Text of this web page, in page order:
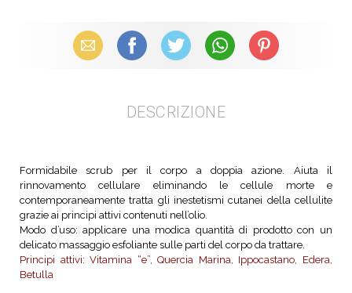
Email Facebook X (Twitter) WhatsAppPinterest
DESCRIZIONE
Formidabile scrub per il corpo a doppia azione. Aiuta il
rinnovamento cellulare eliminando le cellule morte e
contemporaneamente tratta gli inestetismi cutanei della cellulite
grazie ai principi attivi contenuti nell’olio.
Modo d’uso: applicare una modica quantità di prodotto con un
delicato massaggio esfoliante sulle parti del corpo da trattare.
Principi attivi: Vitamina “e”, Quercia Marina, Ippocastano, Edera,
Betulla